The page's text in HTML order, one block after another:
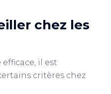
chez les
il est
critères chez